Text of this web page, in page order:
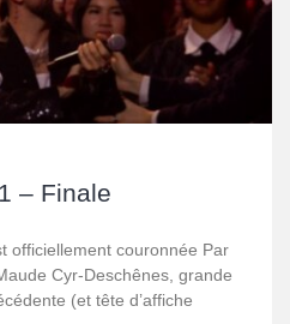
– Finale
officiellement couronnée Par
Cyr-Deschênes, grande
(et tête d’affiche